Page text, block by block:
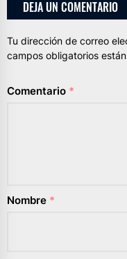
DEJA UN COMENTARIO
Tu dirección de correo
campos obligatorios
Comentario *
Nombre *